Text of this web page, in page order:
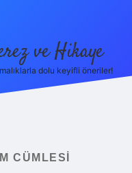
ve Hikaye
dolu keyifli öneriler!
CÜMLESI